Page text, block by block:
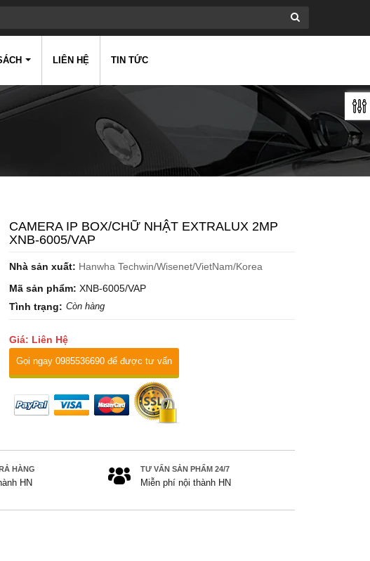
LIÊN HỆ TIN TỨC
CAMERA IP BOX/CHỮ NHẬT EXTRALUX 2MP
XNB-6005/VAP
Nhà sản xuất: Hanwha Techwin/Wisenet/VietNam/Korea
Mã sản phẩm: XNB-6005/VAP
Tình trạng: Còn hàng
Giá: Liên Hệ
Gọi ngay 0985536690 để được tư vấn
HÀNG
HN
TƯ VẤN SẢN PHẨM 24/7
Miễn phí nội thành HN